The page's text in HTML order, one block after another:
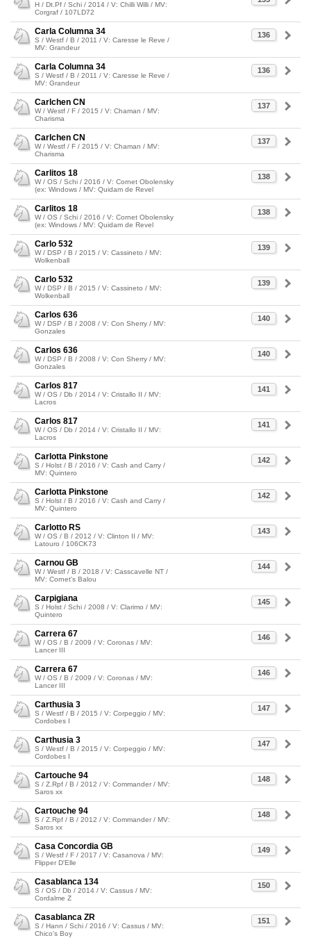
H / Dt.Pf / Schi / 2014 / V: Chilli Willi / MV:
Corgraf / 107LD72
136
Carla Columna 34
S / Westf / B / 2011 / V: Caresse le Reve /
MV: Grandeur
136
Carla Columna 34
S / Westf / B / 2011 / V: Caresse le Reve /
MV: Grandeur
137
Carlchen CN
W / Westf / F / 2015 / V: Chaman / MV:
Charisma
137
Carlchen CN
W / Westf / F / 2015 / V: Chaman / MV:
Charisma
138
Carlitos 18
W / OS / Schi / 2016 / V: Cornet Obolensky
(ex: Windows / MV: Quidam de Revel
138
Carlitos 18
W / OS / Schi / 2016 / V: Cornet Obolensky
(ex: Windows / MV: Quidam de Revel
139
Carlo 532
W / DSP / B / 2015 / V: Cassineto / MV:
Wolkenball
139
Carlo 532
W / DSP / B / 2015 / V: Cassineto / MV:
Wolkenball
140
Carlos 636
W / DSP / B / 2008 / V: Con Sherry / MV:
Gonzales
140
Carlos 636
W / DSP / B / 2008 / V: Con Sherry / MV:
Gonzales
141
Carlos 817
W / OS / Db / 2014 / V: Cristallo II / MV:
Lacros
141
Carlos 817
W / OS / Db / 2014 / V: Cristallo II / MV:
Lacros
142
Carlotta Pinkstone
S / Holst / B / 2016 / V: Cash and Carry /
MV: Quintero
142
Carlotta Pinkstone
S / Holst / B / 2016 / V: Cash and Carry /
MV: Quintero
143
Carlotto RS
W / OS / B / 2012 / V: Clinton II / MV:
Latouro / 106CK73
144
Carnou GB
W / Westf / B / 2018 / V: Casscavelle NT /
MV: Cornet's Balou
145
Carpigiana
S / Holst / Schi / 2008 / V: Clarimo / MV:
Quintero
146
Carrera 67
W / OS / B / 2009 / V: Coronas / MV:
Lancer III
146
Carrera 67
W / OS / B / 2009 / V: Coronas / MV:
Lancer III
147
Carthusia 3
S / Westf / B / 2015 / V: Corpeggio / MV:
Cordobes I
147
Carthusia 3
S / Westf / B / 2015 / V: Corpeggio / MV:
Cordobes I
148
Cartouche 94
S / Z.Rpf / B / 2012 / V: Commander / MV:
Saros xx
148
Cartouche 94
S / Z.Rpf / B / 2012 / V: Commander / MV:
Saros xx
149
Casa Concordia GB
S / Westf / F / 2017 / V: Casanova / MV:
Flipper D'Elle
150
Casablanca 134
S / OS / Db / 2014 / V: Cassus / MV:
Cordalme Z
151
Casablanca ZR
S / Hann / Schi / 2016 / V: Cassus / MV:
Chico's Boy